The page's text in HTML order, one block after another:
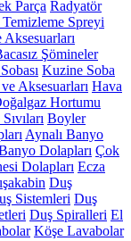
Parça Radyatör
Spreyi
Aksesuarları
Şömineler
Kuzine Soba
Aksesuarları Hava
Hortumu
Boyler
Aynalı Banyo
Dolapları Çok
Dolapları Ecza
Duş
Sistemleri Duş
Duş Spiralleri El
Köşe Lavabolar